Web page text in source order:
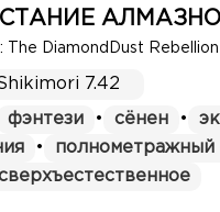
The DiamondDust Rebellion
7.42
фэнтези • сёнен •
• полнометражный